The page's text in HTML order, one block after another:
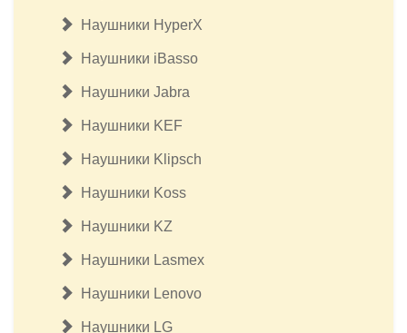
Наушники HyperX
Наушники iBasso
Наушники Jabra
Наушники KEF
Наушники Klipsсh
Наушники Koss
Наушники KZ
Наушники Lasmex
Наушники Lenovo
Наушники LG